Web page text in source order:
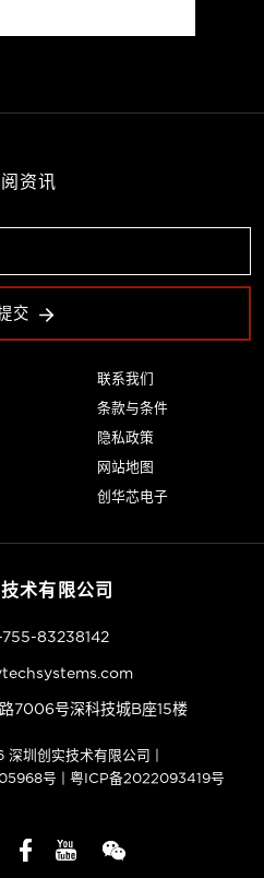
联系我们
条款与条件
隐私政策
网站地图
创华芯电子
资讯
交
术有限公司
83238142
7006号深科技城B座15楼
圳创实技术有限公司 |
号 | 粤ICP备2022093419号